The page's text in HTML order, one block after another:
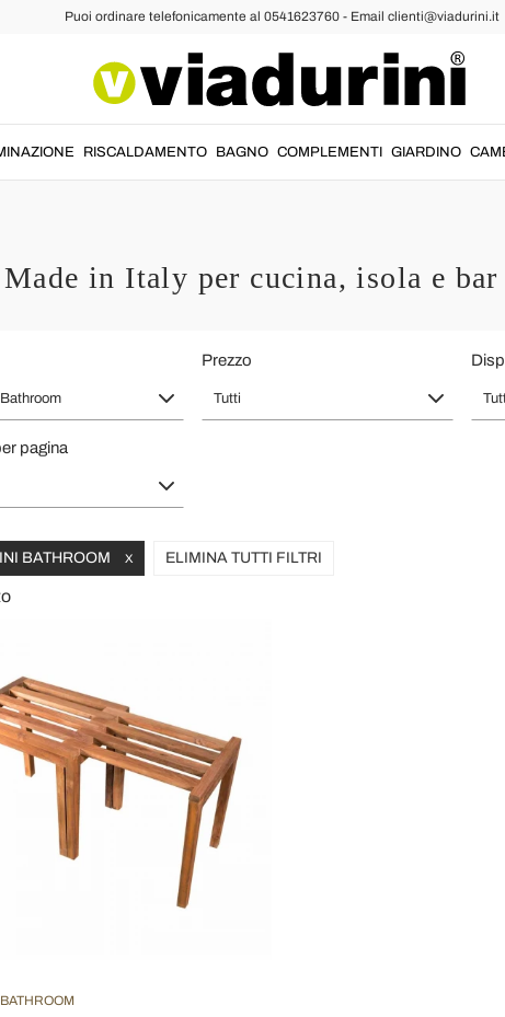
Puoi ordinare telefonicamente al 0541623760 - Email clienti@viadurini.it
RISCALDAMENTO BAGNO COMPLEMENTI GIARDINO
in Italy per cucina, isola e
Prezzo
Tutti
pagina
BATHROOM X ELIMINA TUTTI FILTRI